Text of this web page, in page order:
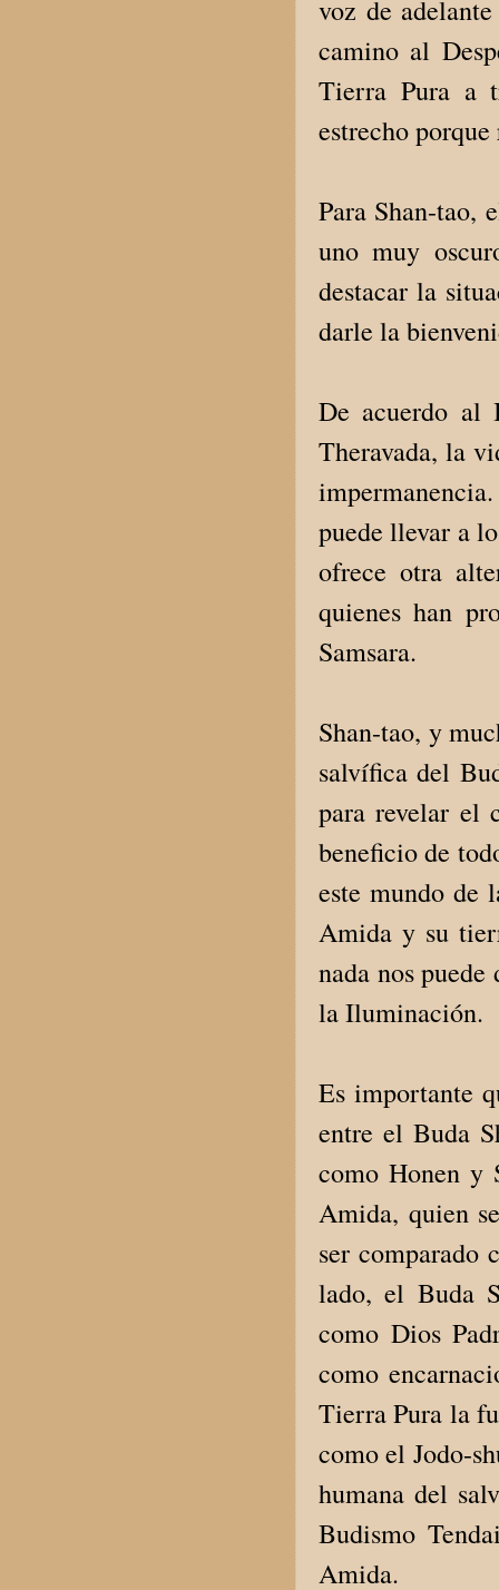
voz de
camino al
Tierra Pura a
estrecho
Para Shan-tao,
uno muy
destacar la
darle la
De acuerdo al
Theravada, la
puede llevar a
ofrece otra
quienes han
Samsara.
Shan-tao, y
salvífica del
para revelar el
beneficio de
este mundo de
Amida y su
nada nos
la Iluminación.
Es importante
entre el Buda
como Honen y
Amida, quien
ser comparado
lado, el Buda
como Dios
como
Tierra Pura la
como el Jodo-
humana del
Budismo
Amida.